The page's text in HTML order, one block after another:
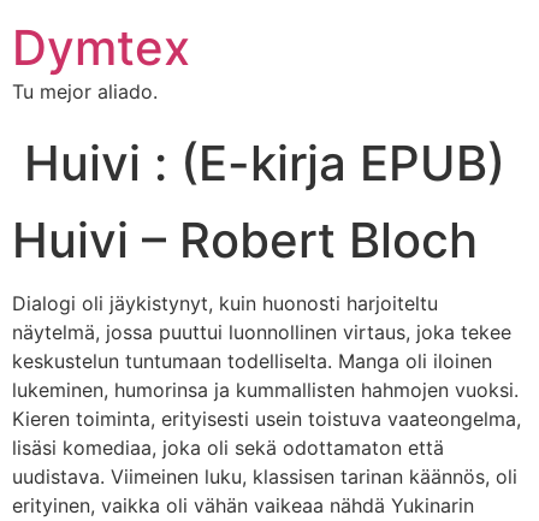
Dymtex
Tu mejor aliado.
Huivi : (E-kirja EPUB)
Huivi – Robert Bloch
Dialogi oli jäykistynyt, kuin huonosti harjoiteltu
näytelmä, jossa puuttui luonnollinen virtaus, joka tekee
keskustelun tuntumaan todelliselta. Manga oli iloinen
lukeminen, humorinsa ja kummallisten hahmojen vuoksi.
Kieren toiminta, erityisesti usein toistuva vaateongelma,
lisäsi komediaa, joka oli sekä odottamaton että
uudistava. Viimeinen luku, klassisen tarinan käännös, oli
erityinen, vaikka oli vähän vaikeaa nähdä Yukinarin